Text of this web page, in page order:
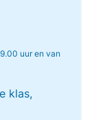
uur en van
klas,